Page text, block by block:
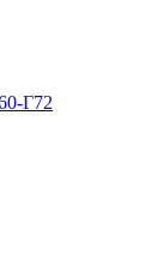
Г72